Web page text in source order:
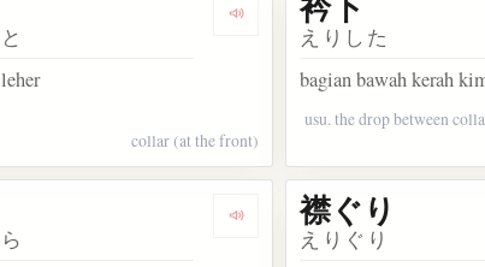
襟 Dengarkan kosakata 襟元
collar (at the front)
えりした
bagian bawah kerah
usu. the drop between
衿先 Dengarkan kosakata 衿裏
襟ぐり
えりぐり